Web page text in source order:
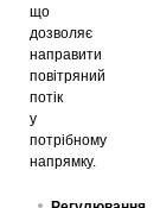
що
дозволяє
направити
повітряний
потік
у
потрібному
напрямку.